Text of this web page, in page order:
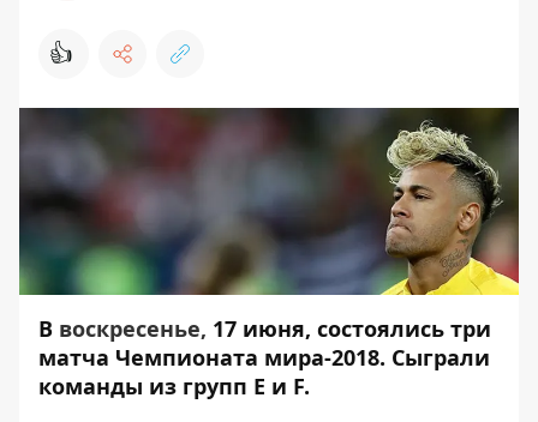
👍
В воскресенье, 17 июня, состоялись три
матча Чемпионата мира-2018. Сыграли
команды из групп E и F.